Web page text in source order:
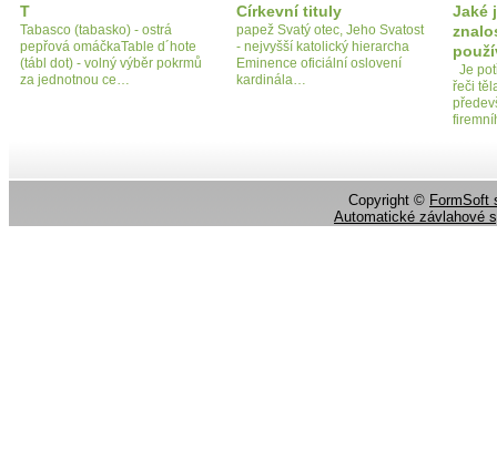
T
Tabasco (tabasko) - ostrá
pepřová omáčkaTable d´hote
(tábl dot) - volný výběr pokrmů
za jednotnou ce…
Církevní tituly
papež Svatý otec, Jeho Svatost
- nejvyšší katolický hierarcha
Eminence oficiální oslovení
kardinála…
Jaké
Je
řeči
Copyright © FormSoft
Automatické závlahové